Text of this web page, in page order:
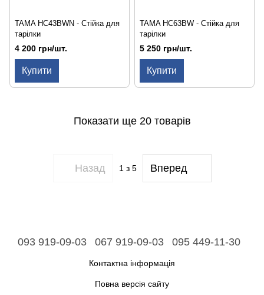
TAMA HC43BWN - Стійка для
тарілки
4 200 грн/шт.
Купити
TAMA HC63BW - Стійка для
тарілки
5 250 грн/шт.
Купити
Показати ще 20 товарів
Назад 1з 5 Вперед
093 919-09-03 067 919-09-03 095 449-11-30
Контактна інформація
Повна версія сайту